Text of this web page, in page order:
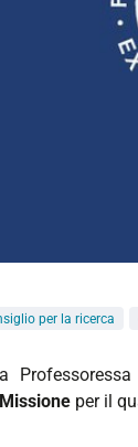
per la ricerca
a Professoressa
Missione per il